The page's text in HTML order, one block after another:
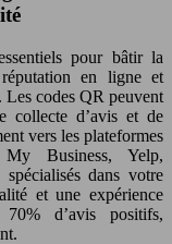
pour bâtir la
en ligne et
Les codes QR peuvent
collecte d’avis et de
vers les plateformes
Business, Yelp,
dans votre
et une expérience
d’avis positifs,